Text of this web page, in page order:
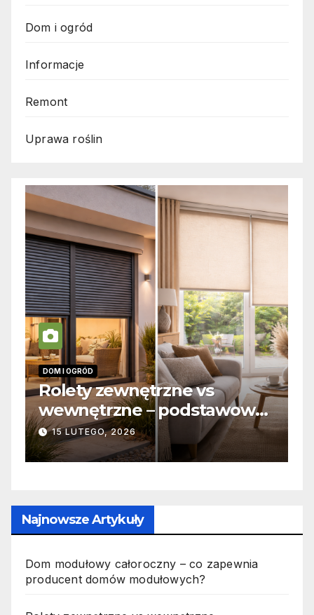
Dom i ogród
Informacje
Remont
Uprawa roślin
vs
podstawowe
i
INFORMACJE
Zabicie owada a
odpowiedzialność
jak wygląda to w
19 PAŹDZIERNIKA, 2025
Najnowsze Artykuły
Dom modułowy całoroczny – co zapewnia
producent domów modułowych?